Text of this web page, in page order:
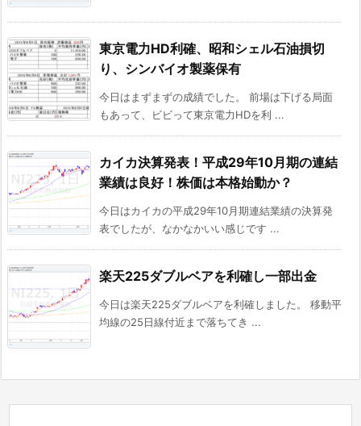
東京電力HD利確、昭和シェル石油損切
り、シンバイオ製薬保有
今日はまずまずの成績でした。 前場は下げる局面
もあって、ビビって東京電力HDを利 ...
カイカ決算発表！平成29年10月期の連結
業績は良好！株価は本格始動か？
今日はカイカの平成29年10月期連結業績の決算発
表でしたが、なかなかいい感じです ...
楽天225ダブルベアを利確し一部出金
今日は楽天225ダブルベアを利確しました。 移動平
均線の25日線付近まで落ちてき ...